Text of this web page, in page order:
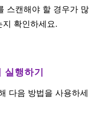
스캔해야 할 경우가 많
지 확인하세요.
행하기
다음 방법을 사용하세